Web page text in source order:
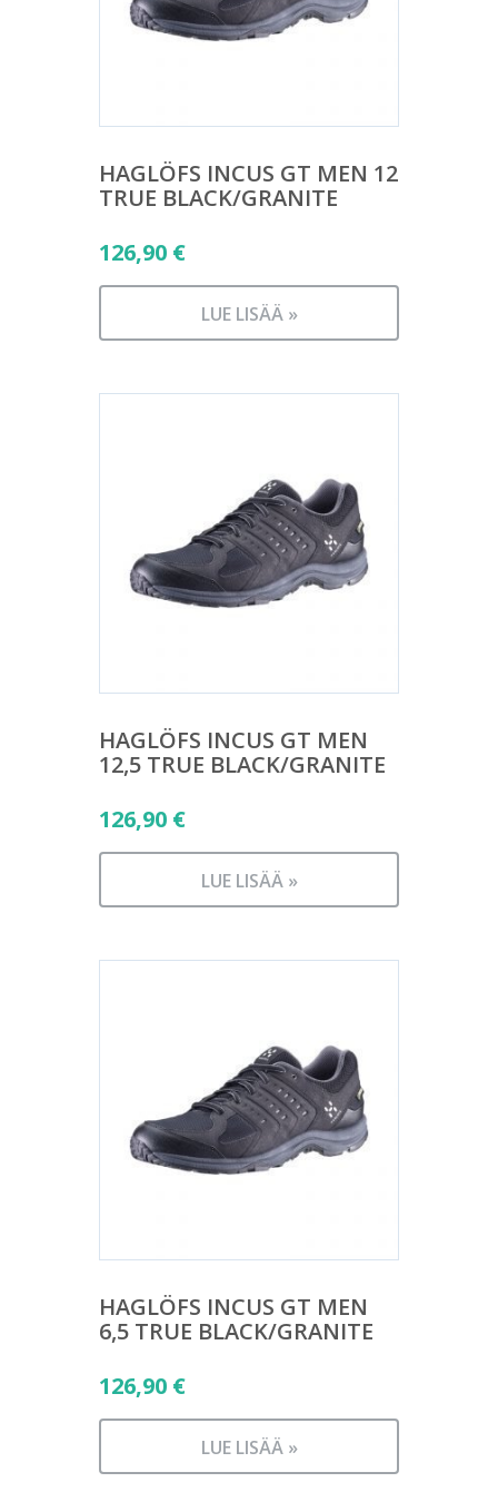
HAGLÖFS INCUS GT MEN 12
TRUE BLACK/GRANITE
126,90 €
LUE LISÄÄ »
HAGLÖFS INCUS GT MEN
12,5 TRUE BLACK/GRANITE
126,90 €
LUE LISÄÄ »
HAGLÖFS INCUS GT MEN
6,5 TRUE BLACK/GRANITE
126,90 €
LUE LISÄÄ »